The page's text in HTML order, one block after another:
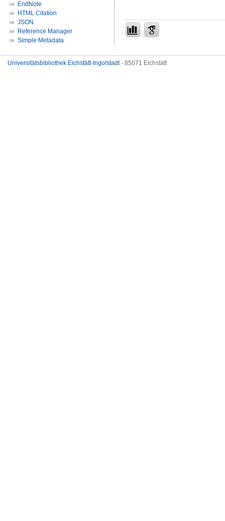
EndNote
HTML Citation
JSON
Reference Manager
Simple Metadata
Universitätsbibliothek Eichstätt-Ingolstadt- 85071 Eichstätt